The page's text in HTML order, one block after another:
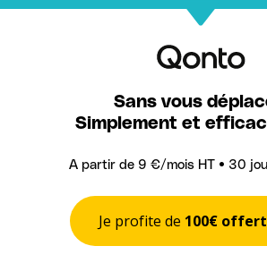
Sans vous
Simplement et
A partir de 9 €/mois HT • 30
Je profite de 100€